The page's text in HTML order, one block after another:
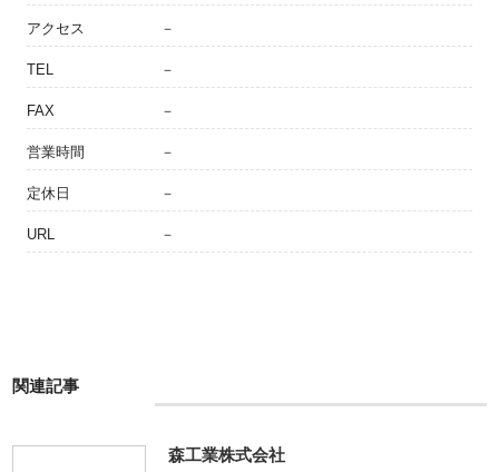
アクセス －
TEL －
FAX －
営業時間 －
定休日 －
URL －
関連記事
森工業株式会社